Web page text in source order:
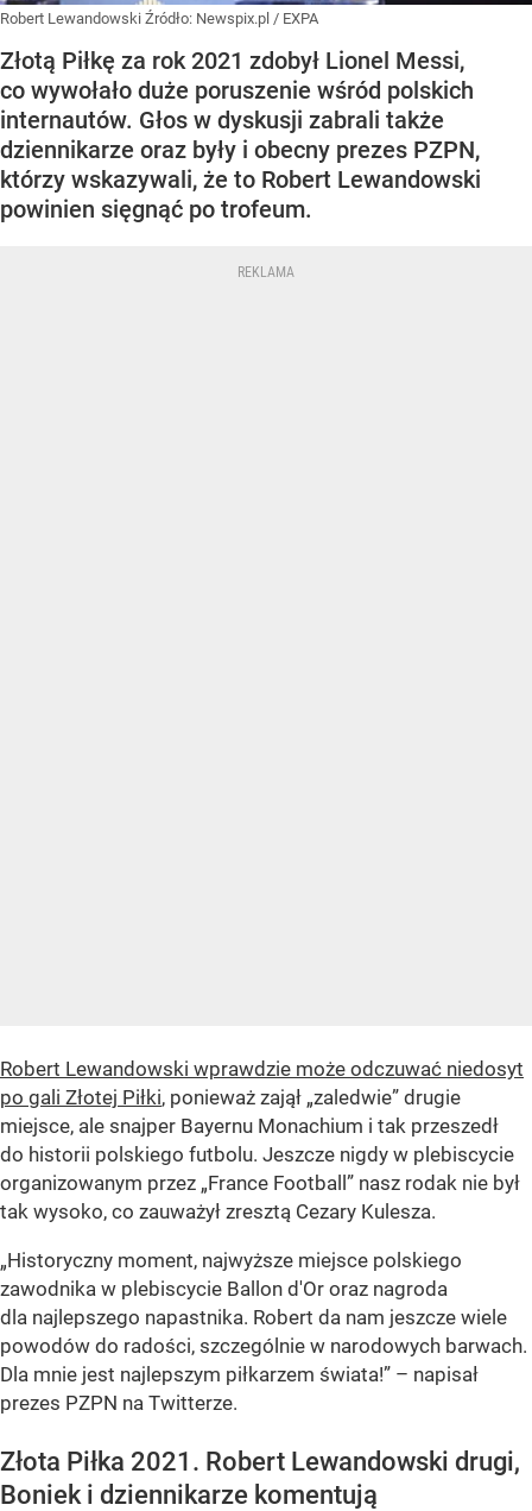
Robert Lewandowski Źródło: Newspix.pl / EXPA
Złotą Piłkę za rok 2021 zdobył Lionel Messi,
co wywołało duże poruszenie wśród polskich
internautów. Głos w dyskusji zabrali także
dziennikarze oraz były i obecny prezes PZPN,
którzy wskazywali, że to Robert Lewandowski
powinien sięgnąć po trofeum.
Robert Lewandowski wprawdzie może odczuwać niedosyt
po gali Złotej Piłki, ponieważ zajął „zaledwie” drugie
miejsce, ale snajper Bayernu Monachium i tak przeszedł
do historii polskiego futbolu. Jeszcze nigdy w plebiscycie
organizowanym przez „France Football” nasz rodak nie był
tak wysoko, co zauważył zresztą Cezary Kulesza.
„Historyczny moment, najwyższe miejsce polskiego
zawodnika w plebiscycie Ballon d'Or oraz nagroda
dla najlepszego napastnika. Robert da nam jeszcze wiele
powodów do radości, szczególnie w narodowych barwach.
Dla mnie jest najlepszym piłkarzem świata!” – napisał
prezes PZPN na Twitterze.
Złota Piłka 2021. Robert Lewandowski drugi,
Boniek i dziennikarze komentują